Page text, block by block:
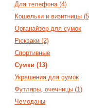
Для телефона (4)
Кошельки и визитницы
Органайзер для сумок
Рюкзаки (2)
Спортивные
Сумки (13)
Украшения для сумок
Футляры, очечницы (1)
Чемоданы